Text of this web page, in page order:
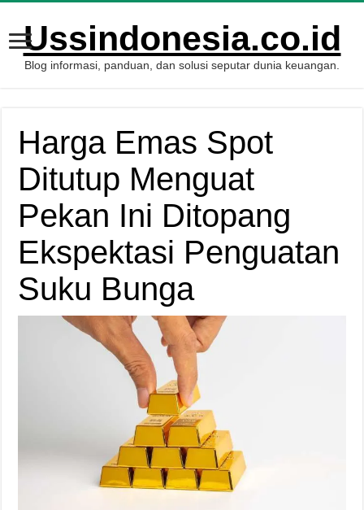
Ussindonesia.co.id
Blog informasi, panduan, dan solusi seputar dunia keuangan.
Harga Emas Spot
Ditutup Menguat
Pekan Ini Ditopang
Ekspektasi Penguatan
Suku Bunga